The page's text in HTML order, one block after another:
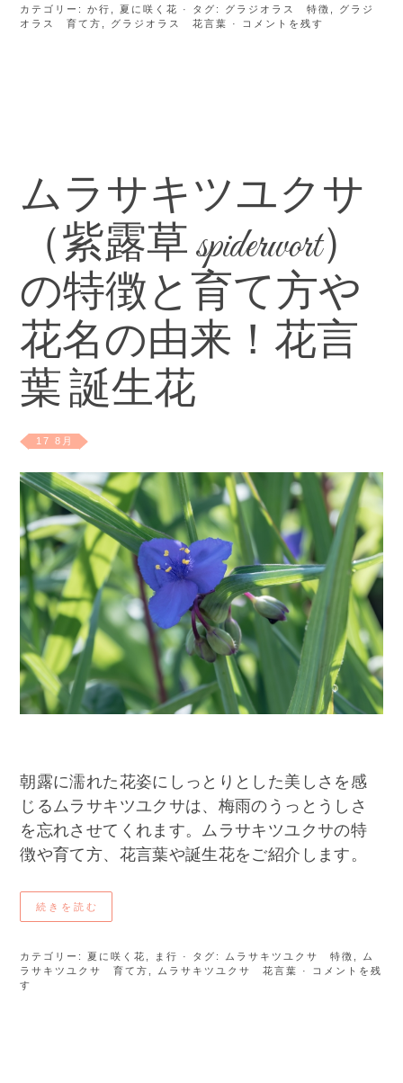
カテゴリー:か行 ,夏に咲く花 · タグ: グラジオラス 特徴
グラジ
オラス 育て方
グラジオラス 花言葉 · コメントを残す
ムラサキツユクサ
（紫露草 spiderwort）
の特徴と育て方や
花名の由来！花言
葉 誕生花
17 8月
朝露に濡れた花姿にしっとりとした美しさを感
じるムラサキツユクサは、梅雨のうっとうしさ
を忘れさせてくれます。ムラサキツユクサの特
徴や育て方、花言葉や誕生花をご紹介します。
続きを読む
カテゴリー:夏に咲く花 ま行 · タグ: ムラサキツユクサ 特徴
ム
ラサキツユクサ 育て方
ムラサキツユクサ 花言葉
· コメントを残
す